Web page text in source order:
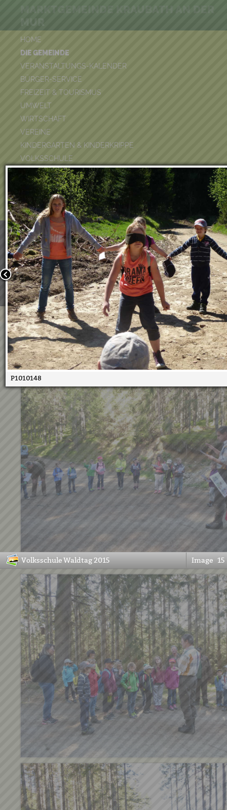
HOME
DIE GEMEINDE
VERANSTALTUNGS-KALENDER
BÜRGER-SERVICE
FREIZEIT & TOURISMUS
UMWELT
WIRTSCHAFT
VEREINE
KINDERGARTEN & KINDERKRIPPE
VOLKSSCHULE
BÜCHEREI
FEUERWEHR
DUATHLON 2026
POOLKALENDER
MUR
Wir verwenden Cookies, um unsere Webseite für Sie
benutzerfreundlich zu gestalten. Wenn Sie fortfahren,
an, dass Sie mit der Verwendung von Cookies auf
einverstanden sind.
Weitere Informationen:Datenschutzerklärung/Cookie-
Bestätigen
Volksschule Waldtag 2015
18.05.2015
P1010148
Volksschule Waldtag 2015 Image 15